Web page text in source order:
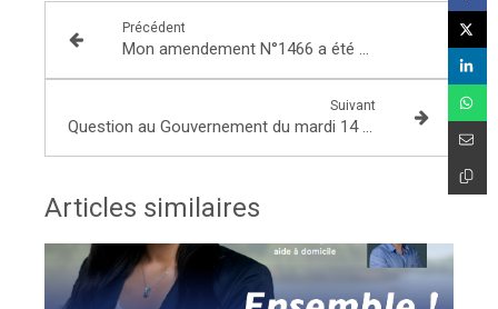
Précédent
Mon amendement N°1466 a été adopté ! (correspondance des critères de priorité d'accès au logement social/Dalo)
Suivant
Question au Gouvernement du mardi 14 décembre 2021
Articles similaires